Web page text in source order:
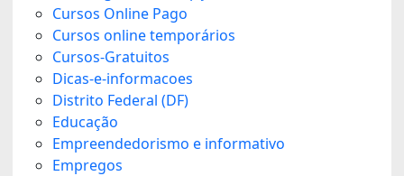
Cursos Online Pago
Cursos online temporários
Cursos-Gratuitos
Dicas-e-informacoes
Distrito Federal (DF)
Educação
Empreendedorismo e informativo
Empregos